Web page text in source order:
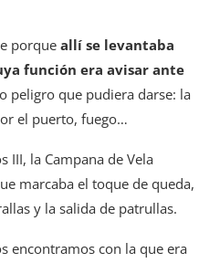
porque allí se levantaba
función era avisar ante
o peligro que pudiera darse: la
el puerto, fuego…
III, la Campana de Vela
marcaba el toque de queda,
y la salida de patrullas.
encontramos con la que era